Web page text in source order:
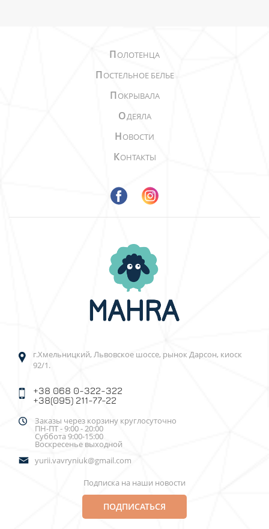
ПОЛОТЕНЦА
ПОСТЕЛЬНОЕ БЕЛЬЕ
ПОКРЫВАЛА
ОДЕЯЛА
НОВОСТИ
КОНТАКТЫ
г.Хмельницкий, Львовское шоссе, рынок Дарсон, киоск
92/1.
+38 068 0-322-322
+38(095) 211-77-22
Заказы через корзину круглосуточно
ПН-ПТ - 9:00 - 20:00
Суббота 9:00-15:00
Воскресенье выходной
yurii.vavryniuk@gmail.com
Подписка на наши новости
ПОДПИСАТЬСЯ